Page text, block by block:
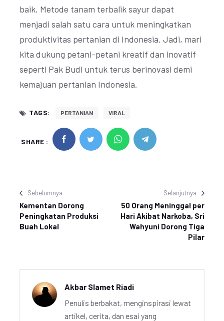
baik. Metode tanam terbalik sayur dapat
menjadi salah satu cara untuk meningkatkan
produktivitas pertanian di Indonesia. Jadi, mari
kita dukung petani-petani kreatif dan inovatif
seperti Pak Budi untuk terus berinovasi demi
kemajuan pertanian Indonesia.
TAGS: PERTANIAN VIRAL
SHARE :
Sebelumnya
Kementan Dorong
Peningkatan Produksi
Buah Lokal
Selanjutnya
50 Orang Meninggal per
Hari Akibat Narkoba, Sri
Wahyuni Dorong Tiga
Pilar
Akbar Slamet Riadi
Penulis berbakat, menginspirasi lewat
artikel, cerita, dan esai yang